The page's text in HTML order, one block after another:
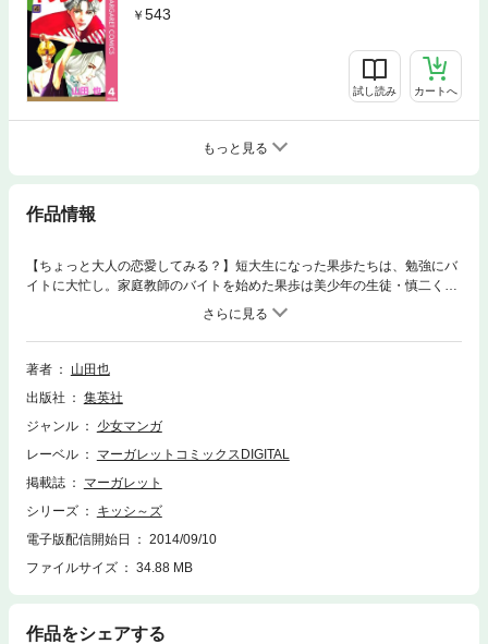
543
試し読み カートへ
もっと見る
作品情報
【ちょっと大人の恋愛してみる？】短大生になった果歩たちは、勉強にバ
イトに大忙し。家庭教師のバイトを始めた果歩は美少年の生徒・慎二くん
から告白を受ける。そんな果歩を守ろうと、民人の口から出たのは結婚宣
言!? だんだん大人になっていく3人組。それぞれの恋模様から目が離せ
ない！
著者
山田也
出版社
集英社
ジャンル
少女マンガ
レーベル
マーガレットコミックスDIGITAL
掲載誌
マーガレット
シリーズ
キッシ～ズ
電子版配信開始日
2014/09/10
ファイルサイズ
34.88 MB
作品をシェアする